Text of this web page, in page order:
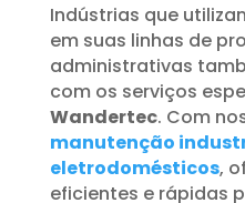
Indústrias que
em suas linhas de
administrativas
com os serviços
Wandertec. Com
manutenção
eletrodomésticos,
eficientes e rápidas